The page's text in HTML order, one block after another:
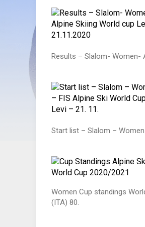
Results – Slalom- Women-
Start list – Slalom – Women
Women Cup standings
(ITA) 80.